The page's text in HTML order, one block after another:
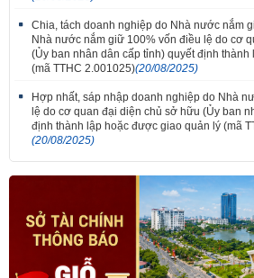
Chia, tách doanh nghiệp do Nhà nước nắm
Nhà nước nắm giữ 100% vốn điều lệ do cơ
(Ủy ban nhân dân cấp tỉnh) quyết định
(mã TTHC 2.001025)(20/08/2025)
Hợp nhất, sáp nhập doanh nghiệp do Nhà
lệ do cơ quan đại diện chủ sở hữu (Ủy ban
định thành lập hoặc được giao quản lý (mã
(20/08/2025)